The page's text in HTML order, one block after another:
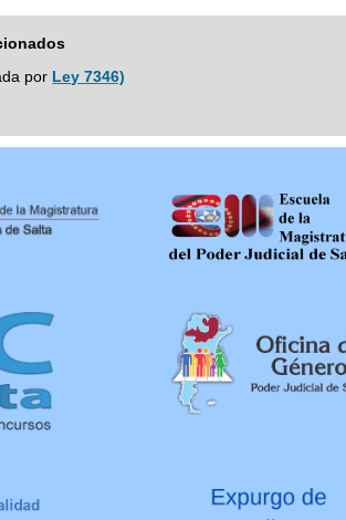
por Ley 7346)